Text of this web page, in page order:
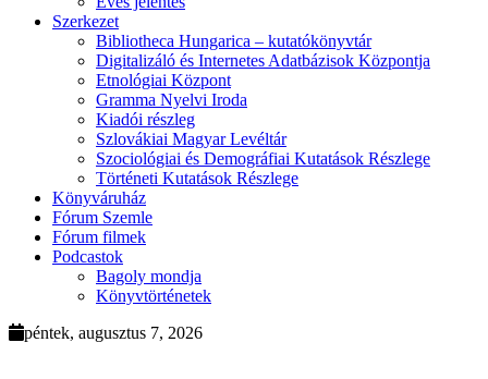
Szerkezet
Bibliotheca Hungarica – kutatókönyvtár
Digitalizáló és Internetes Adatbázisok Központja
Etnológiai Központ
Gramma Nyelvi Iroda
Kiadói részleg
Szlovákiai Magyar Levéltár
Szociológiai és Demográfiai Kutatások Részlege
Történeti Kutatások Részlege
Könyváruház
Fórum Szemle
Fórum filmek
Podcastok
Bagoly mondja
Könyvtörténetek
péntek, augusztus 7, 2026